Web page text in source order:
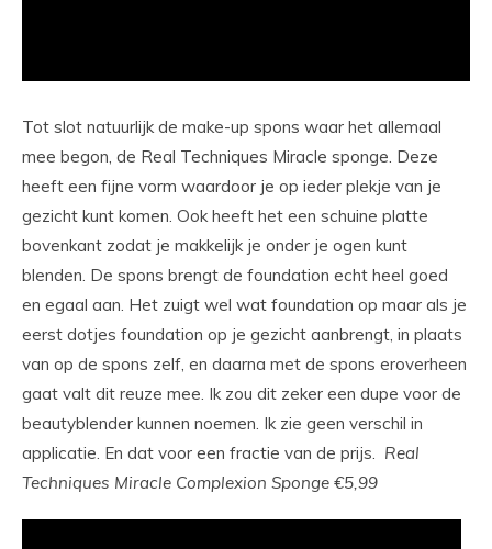
Tot slot natuurlijk de make-up spons waar het allemaal
mee begon, de Real Techniques Miracle sponge. Deze
heeft een fijne vorm waardoor je op ieder plekje van je
gezicht kunt komen. Ook heeft het een schuine platte
bovenkant zodat je makkelijk je onder je ogen kunt
blenden. De spons brengt de foundation echt heel goed
en egaal aan. Het zuigt wel wat foundation op maar als je
eerst dotjes foundation op je gezicht aanbrengt, in plaats
van op de spons zelf, en daarna met de spons eroverheen
gaat valt dit reuze mee. Ik zou dit zeker een dupe voor de
beautyblender kunnen noemen. Ik zie geen verschil in
applicatie. En dat voor een fractie van de prijs. Real
Techniques Miracle Complexion Sponge €5,99